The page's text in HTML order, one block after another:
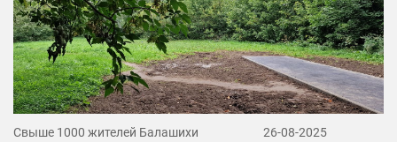
Свыше 1000 жителей Балашихи
26-08-2025